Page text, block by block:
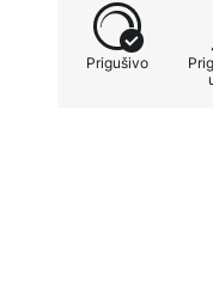
Prigušivo